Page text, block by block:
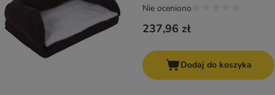
237,96 zł
Nie oceniono
Dodaj do koszyka